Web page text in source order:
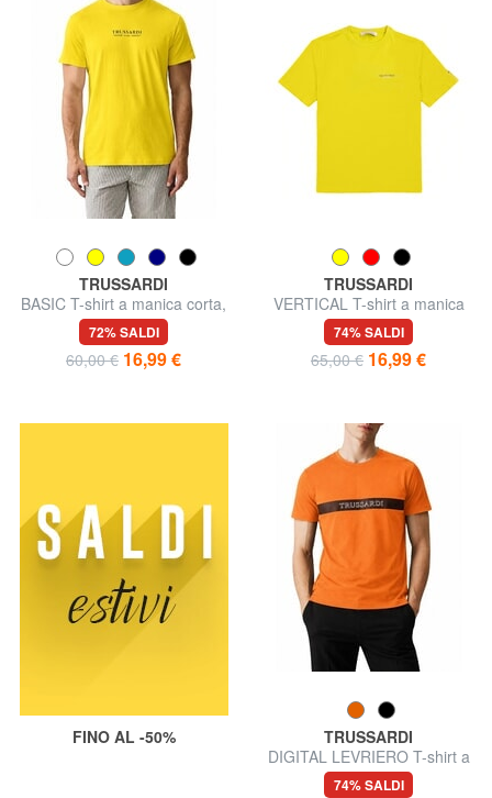
TRUSSARDI
BASIC T-shirt a manica corta,
in cotone
72% SALDI
60,00 € 16,99 €
TRUSSARDI
VERTICAL T-shirt a manica
corta
74% SALDI
65,00 € 16,99 €
FINO AL -50%
TRUSSARDI
DIGITAL LEVRIERO T-shirt a
manica corta, in cotone
74% SALDI